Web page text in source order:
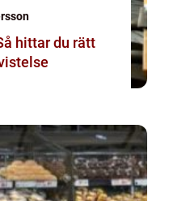
hittar du rätt